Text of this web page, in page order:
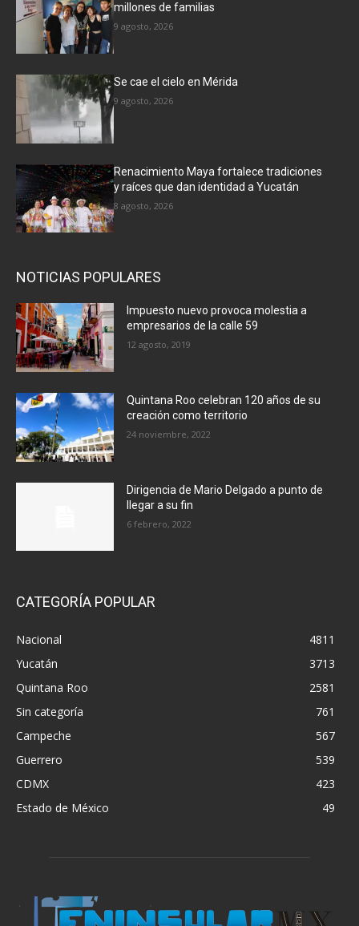
millones de familias
9 agosto, 2026
Se cae el cielo en Mérida
9 agosto, 2026
Renacimiento Maya fortalece tradiciones
y raíces que dan identidad a Yucatán
8 agosto, 2026
NOTICIAS POPULARES
Impuesto nuevo provoca molestia a
empresarios de la calle 59
12 agosto, 2019
Quintana Roo celebran 120 años de su
creación como territorio
24 noviembre, 2022
Dirigencia de Mario Delgado a punto de
llegar a su fin
6 febrero, 2022
CATEGORÍA POPULAR
Nacional
4811
Yucatán
3713
Quintana Roo
2581
Sin categoría
761
Campeche
567
Guerrero
539
CDMX
423
Estado de México
49